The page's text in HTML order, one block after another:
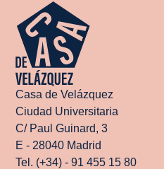
Casa de Velázquez
Ciudad Universitaria
C/ Paul Guinard, 3
E - 28040 Madrid
Tel. (+34) - 91 455 15 80